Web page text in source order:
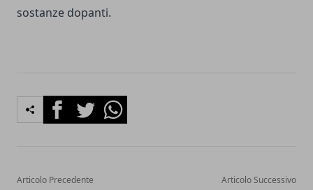
sostanze dopanti.
FacebookTwitterWhatsapp
Articolo Precedente Articolo Successivo